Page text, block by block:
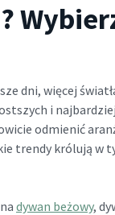
dni, więcej
i
odmienić
trendy królują w
dywan beżowy,